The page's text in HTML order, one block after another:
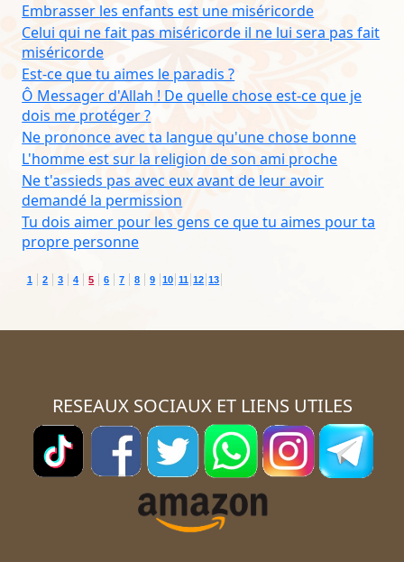
Embrasser les enfants est une miséricorde
Celui qui ne fait pas miséricorde il ne lui sera pas fait
miséricorde
Est-ce que tu aimes le paradis ?
Ô Messager d'Allah ! De quelle chose est-ce que je
dois me protéger ?
Ne prononce avec ta langue qu'une chose bonne
L'homme est sur la religion de son ami proche
Ne t'assieds pas avec eux avant de leur avoir
demandé la permission
Tu dois aimer pour les gens ce que tu aimes pour ta
propre personne
1 2 3 4 5 6 7 8 9 10 11 12 13
RESEAUX SOCIAUX ET LIENS UTILES